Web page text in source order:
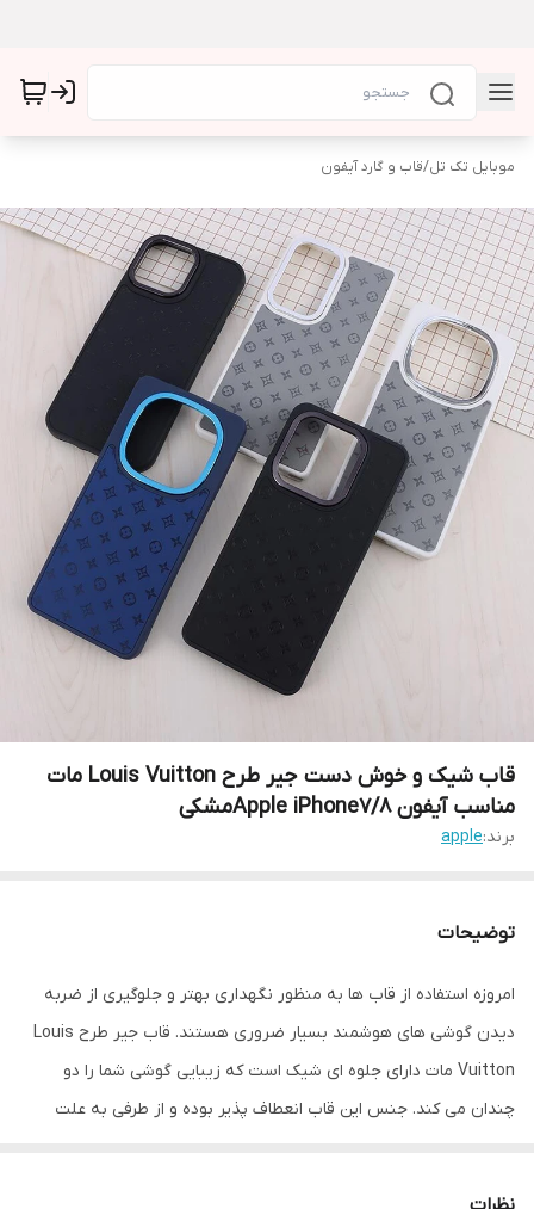
موبایل تک تل/قاب و گارد آیفون
قاب شیک و خوش دست جیر طرح Louis Vuitton مات
مناسب آیفون Apple iPhone7/8مشکی
برند:apple
توضیحات
امروزه استفاده از قاب ها به منظور نگهداری بهتر و جلوگیری از ضربه
دیدن گوشی های هوشمند بسیار ضروری هستند. قاب جیر طرح Louis
Vuitton مات دارای جلوه ای شیک است که زیبایی گوشی شما را دو
چندان می کند. جنس این قاب انعطاف پذیر بوده و از طرفی به علت